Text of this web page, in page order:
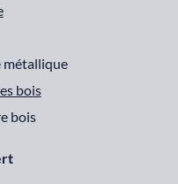
métallique
bois
bois